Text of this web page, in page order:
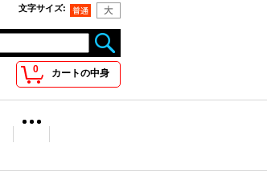
文字サイズ:
0 カートの中身